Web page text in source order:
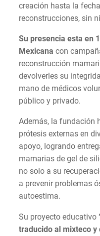
creación hasta la
reconstrucciones, sin
Su presencia esta en
Mexicana con
reconstrucción
devolverles su
mano de médicos
público y privado.
Además, la fundación
prótesis externas en
apoyo, logrando
mamarias de gel de
no solo a su
a prevenir problemas
autoestima.
Su proyecto educativo
traducido al mixteco